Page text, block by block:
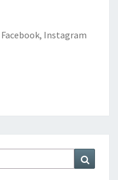
Facebook, Instagram